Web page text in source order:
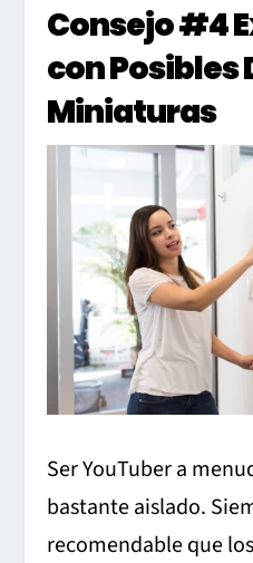
Consejo#4
con Posibles
Miniaturas
Ser YouTuber a
bastante aislado.
recomendable que